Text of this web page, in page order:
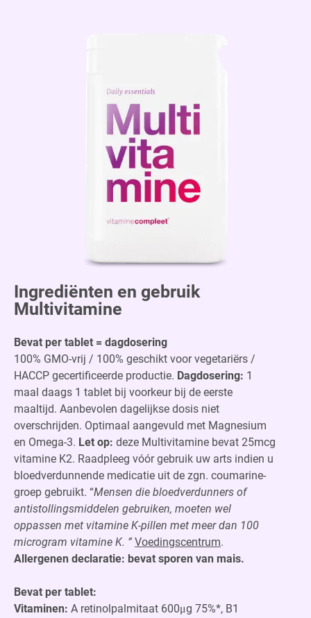
Ingrediënten en gebruik
Multivitamine
Bevat per tablet = dagdosering
100% GMO-vrij / 100% geschikt voor vegetariërs /
HACCP gecertificeerde productie. Dagdosering: 1
maal daags 1 tablet bij voorkeur bij de eerste
maaltijd. Aanbevolen dagelijkse dosis niet
overschrijden. Optimaal aangevuld met Magnesium
en Omega-3. Let op: deze Multivitamine bevat 25mcg
vitamine K2. Raadpleeg vóór gebruik uw arts indien u
bloedverdunnende medicatie uit de zgn. coumarine-
groep gebruikt. “Mensen die bloedverdunners of
antistollingsmiddelen gebruiken, moeten wel
oppassen met vitamine K-pillen met meer dan 100
microgram vitamine K. ” Voedingscentrum.
Allergenen declaratie: bevat sporen van mais.
Bevat per tablet:
Vitaminen: A retinolpalmitaat 600μg 75%*, B1